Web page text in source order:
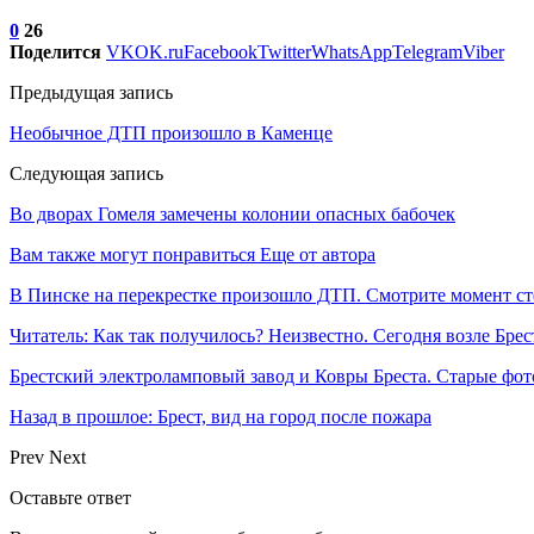
0 26
Поделится VKOK.ruFacebookTwitterWhatsAppTelegramViber
Предыдущая запись
Необычное ДТП произошло в Каменце
Следующая запись
Во дворах Гомеля замечены колонии опасных бабочек
Вам также могут понравиться Еще от автора
В Пинске на перекрестке произошло ДТП. Смотрите момент
Читатель: Как так получилось? Неизвестно. Сегодня возле
Брестский электроламповый завод и Ковры Бреста. Старые
Назад в прошлое: Брест, вид на город после пожара
Prev Next
Оставьте ответ